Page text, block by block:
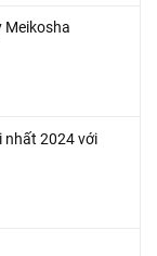
Meikosha
nhất 2024 với